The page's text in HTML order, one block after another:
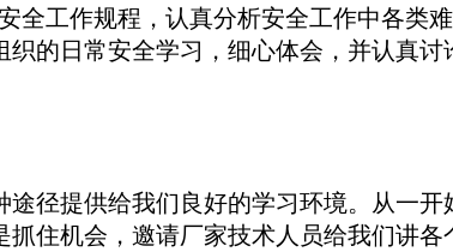
全工作规程，认真分析安全工作中各类
的日常安全学习，细心体会，并认真
提供给我们良好的学习环境。从一开
住机会，邀请厂家技术人员给我们讲